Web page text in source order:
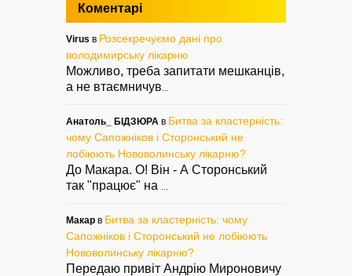
Коментарі
Virus в Розсекречуємо дані про
володимирську лікарню
Можливо, треба запитати мешканців,
а не втаємничув
Анатоль_ БІДЗЮРА в Битва за кластерність:
чому Сапожніков і Сторонський не
лобіюють Нововолинську лікарню?
До Макара. О! Він - А Сторонський
так "працює" на
Макар в Битва за кластерність: чому
Сапожніков і Сторонський не лобіюють
Нововолинську лікарню?
Передаю привіт Андрію Мироновичу